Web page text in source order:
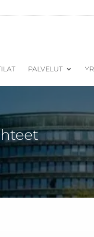
PALVELUT